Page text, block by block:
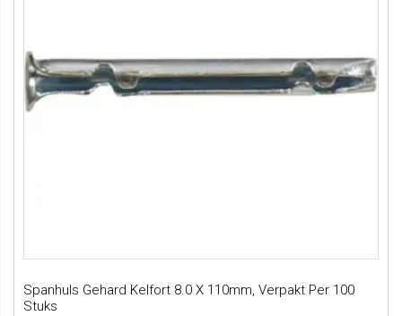
Spanhuls Gehard Kelfort 8.0 X 110mm, Verpakt Per 100
Stuks